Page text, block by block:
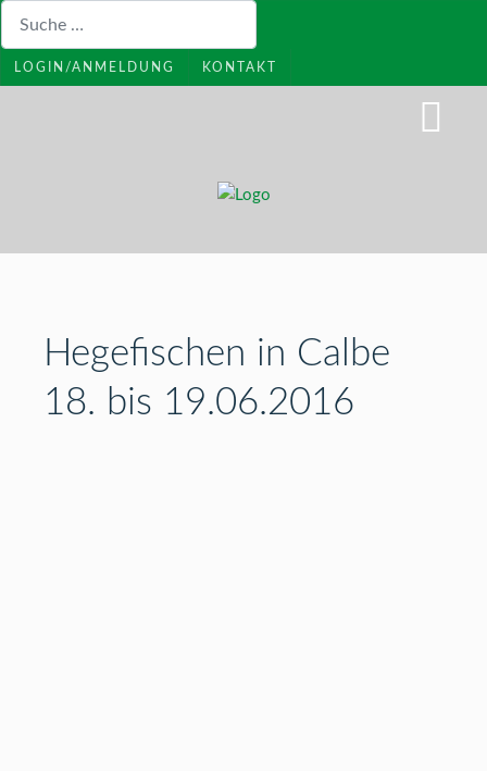
LOGIN/ANMELDUNG KONTAKT
Hegefischen in Calbe
18. bis 19.06.2016